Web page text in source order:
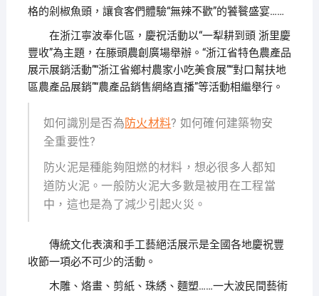
格的剁椒魚頭，讓食客們體驗“無辣不歡”的饕餮盛宴……
在浙江寧波奉化區，慶祝活動以“一犁耕到頭 浙里慶
豐收”為主題，在滕頭農創廣場舉辦。“浙江省特色農產品
展示展銷活動”“浙江省鄉村農家小吃美食展”“對口幫扶地
區農產品展銷”“農產品銷售網絡直播”等活動相繼舉行。
如何識別是否為 防火材料? 如何確何建築物安
全重要性?
防火泥是種能夠阻燃的材料，想必很多人都知
道防火泥。一般防火泥大多數是被用在工程當
中，這也是為了減少引起火災。
傳統文化表演和手工藝絕活展示是全國各地慶祝豐
收節一項必不可少的活動。
木雕、烙畫、剪紙、珠綉、麵塑……一大波民間藝術